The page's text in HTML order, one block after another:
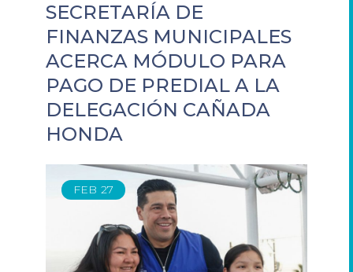
SECRETARÍA DE
FINANZAS MUNICIPALES
ACERCA MÓDULO PARA
PAGO DE PREDIAL A LA
DELEGACIÓN CAÑADA
HONDA
FEB 27